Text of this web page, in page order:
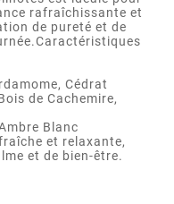
rafraîchissante et
de pureté et de
Cédrat
de Cachemire,
Blanc
et relaxante,
et de bien-être.